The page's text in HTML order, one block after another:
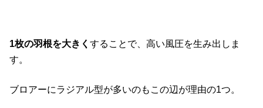
1枚の羽根を大きく することで、高い風圧を生み出しま
す。
ブロアーにラジアル型が多いのもこの辺が理由の1つ。